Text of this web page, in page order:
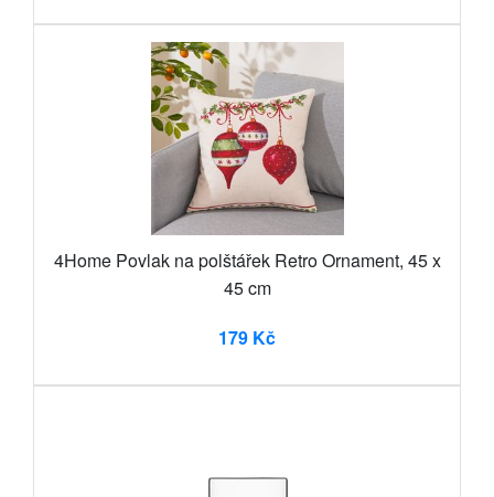
4Home Povlak na polštářek Retro Ornament, 45 x
45 cm
179 Kč